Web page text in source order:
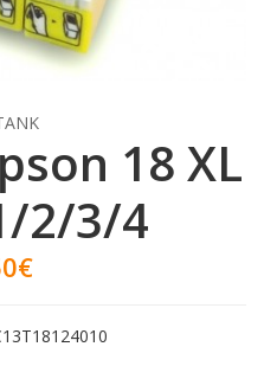
18 XL
2/3/4